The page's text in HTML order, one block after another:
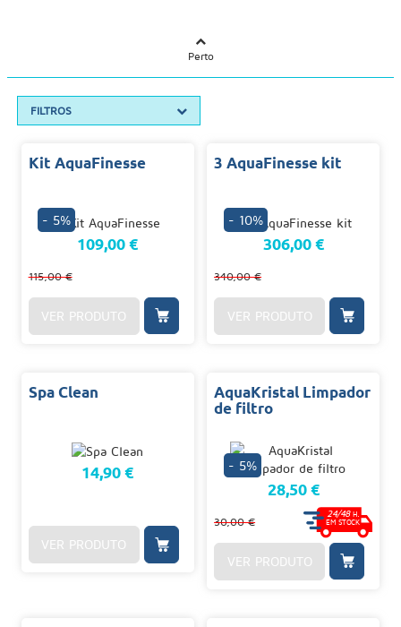
Perto
FILTROS
Kit AquaFinesse
- 5%
109,00 €
115,00 €
VER PRODUTO
3 AquaFinesse kit
- 10%
306,00 €
340,00 €
VER PRODUTO
Spa Clean
14,90 €
VER PRODUTO
AquaKristal Limpador
de filtro
- 5%
28,50 €
30,00 €
24/48H.
EM STOCK
VER PRODUTO